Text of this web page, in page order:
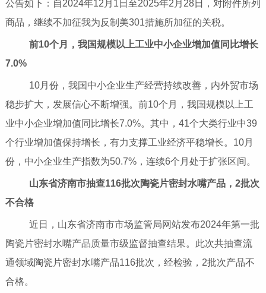
公告如下：自2024年12月1日至2025年2月28日，对附件所列
商品，继续不加征我为反制美301措施所加征的关税。
前10个月，我国规模以上工业中小企业增加值同比增长
7.0%
10月份，我国中小企业生产经营持续改善，内外贸市场
稳步扩大，发展信心不断增强。前10个月，我国规模以上工
业中小企业增加值同比增长7.0%。其中，41个大类行业中39
个行业增加值保持增长，有力支撑工业经济平稳增长。10月
份，中小企业生产指数为50.7%，连续6个月处于扩张区间。
山东省济南市抽查116批次陶瓷片密封水嘴产品，2批次
不合格
近日，山东省济南市市场监管局网站发布2024年第一批
陶瓷片密封水嘴产品质量市级监督抽查结果。此次共抽查流
通领域陶瓷片密封水嘴产品116批次，经检验，2批次产品不
合格。